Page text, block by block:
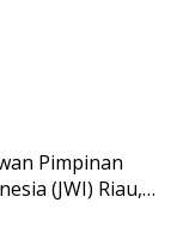
Pimpinan
(JWI) Riau,…